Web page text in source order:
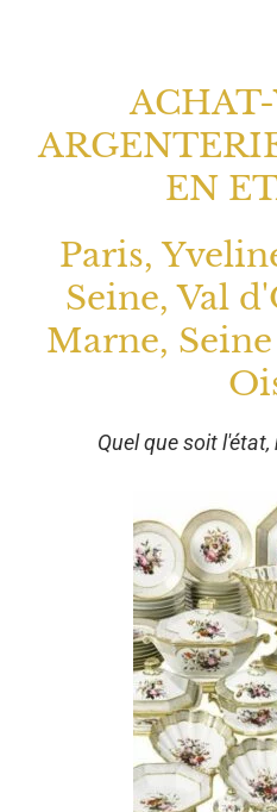
EN
Paris,
Seine, Val
Marne,
Quel que soit